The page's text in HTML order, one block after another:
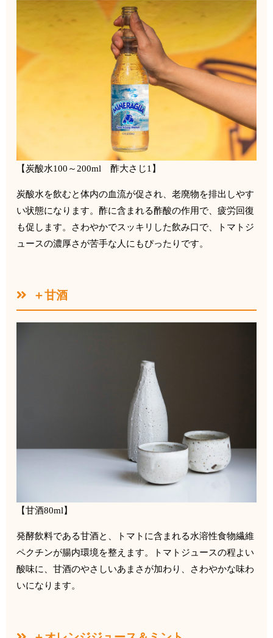
【炭酸水100 ～ 200ml 酢大さじ1 】
炭酸水を飲むと体内の血流が促され、老廃物を排出しやす
い状態になります。 酢に含まれる酢酸の作用で、疲労回復
も促します。
さわやかでスッキリした飲み口で、
トマトジ
ュースの濃厚さが苦手な人にもぴったりです。
＋甘酒
【甘酒80ml】
発酵飲料である甘酒と、
トマトに含まれる水溶性食物繊維
ペクチンが腸内環境を整えます。
トマトジュースの程よい
酸味に、甘酒のやさしいあまさが加わり、
さわやかな味わ
いになります。